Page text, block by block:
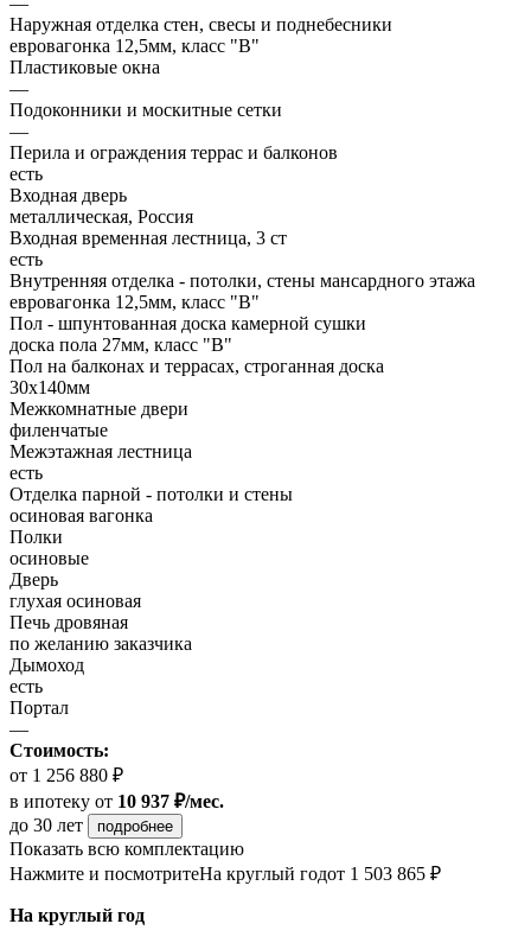
Наружная отделка стен, свесы и поднебесники
евровагонка 12,5мм, класс "В"
Пластиковые окна
—
Подоконники и москитные сетки
—
Перила и ограждения террас и балконов
есть
Входная дверь
металлическая, Россия
Входная временная лестница, 3 ст
есть
Внутренняя отделка - потолки, стены мансардного этажа
евровагонка 12,5мм, класс "В"
Пол - шпунтованная доска камерной сушки
доска пола 27мм, класс "B"
Пол на балконах и террасах, строганная доска
30x140мм
Межкомнатные двери
филенчатые
Межэтажная лестница
есть
Отделка парной - потолки и стены
осиновая вагонка
Полки
осиновые
Дверь
глухая осиновая
Печь дровяная
по желанию заказчика
Дымоход
есть
Портал
—
Стоимость:
от 1 256 880 ₽
в ипотеку от 10 937 ₽/мес.
до 30 лет
подробнее
Показать всю комплектацию
Нажмите и посмотритеНа круглый годот 1 503 865 ₽
На круглый год